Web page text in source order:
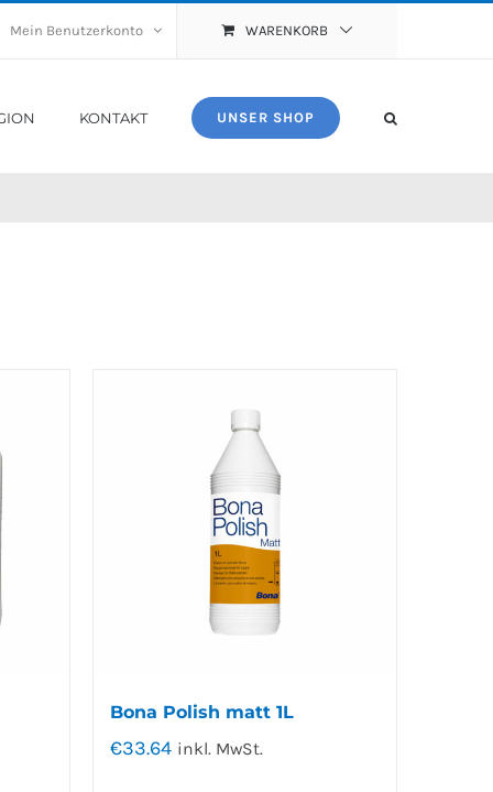
Mein Benutzerkonto WARENKORB
KONTAKT UNSER SHOP
Bona Polish matt 1L
€33.64 inkl. MwSt.